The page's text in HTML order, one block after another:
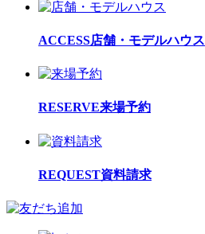
ACCESS店舗・モデルハウス
RESERVE来場予約
REQUEST資料請求